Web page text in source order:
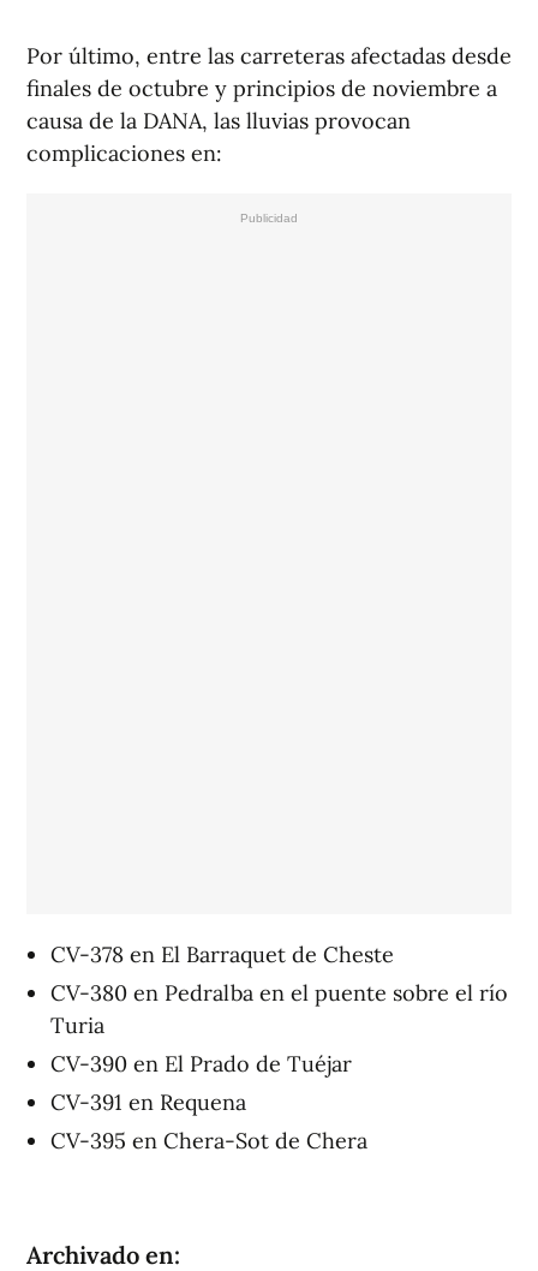
Por último, entre las carreteras afectadas desde
finales de octubre y principios de noviembre a
causa de la DANA, las lluvias provocan
complicaciones en:
CV-378 en El Barraquet de Cheste
CV-380 en Pedralba en el puente sobre el río
Turia
CV-390 en El Prado de Tuéjar
CV-391 en Requena
CV-395 en Chera-Sot de Chera
Archivado en: